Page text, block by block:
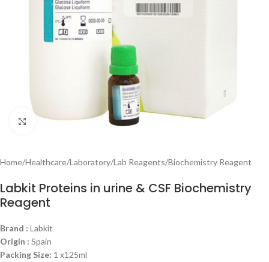
Click to enlarge
Home/Healthcare/Laboratory/Lab Reagents/Biochemistry Reagent
Labkit Proteins in urine & CSF Biochemistry
Reagent
Brand : Labkit
Origin : Spain
Packing Size: 1 x125ml